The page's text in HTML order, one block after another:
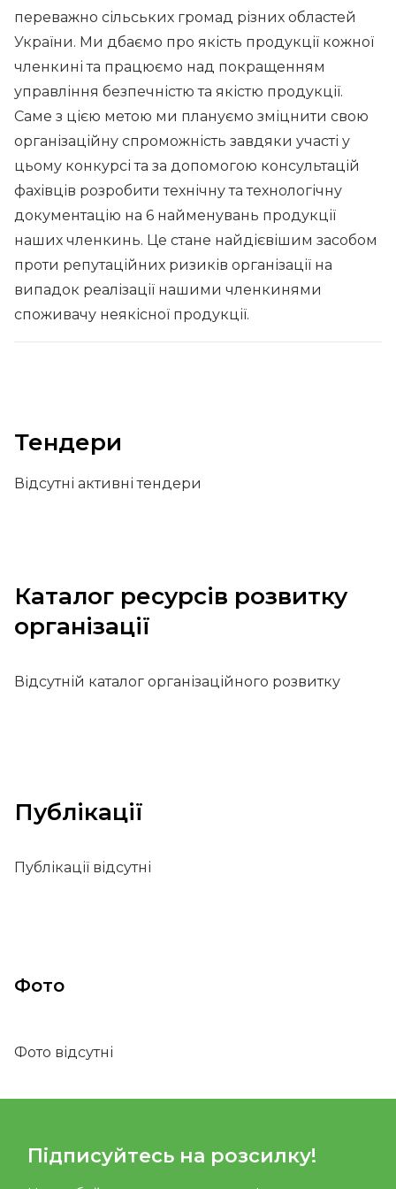
переважно сільських громад різних областей
України. Ми дбаємо про якість продукції кожної
членкині та працюємо над покращенням
управління безпечністю та якістю продукції.
Саме з цією метою ми плануємо зміцнити свою
організаційну спроможність завдяки участі у
цьому конкурсі та за допомогою консультацій
фахівців розробити технічну та технологічну
документацію на 6 найменувань продукції
наших членкинь. Це стане найдієвішим засобом
проти репутаційних ризиків організації на
випадок реалізації нашими членкинями
споживачу неякісної продукції.
Тендери
Відсутні активні тендери
Каталог ресурсів розвитку
організації
Відсутній каталог організаційного розвитку
Публікації
Публікації відсутні
Фото
Фото відсутні
Підписуйтесь на розсилку!